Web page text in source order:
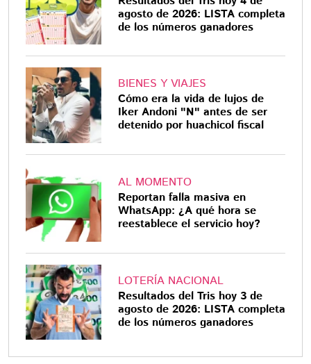
agosto de 2026: LISTA completa
de los números ganadores
BIENES Y VIAJES
Cómo era la vida de lujos de
Iker Andoni "N" antes de ser
detenido por huachicol fiscal
AL MOMENTO
Reportan falla masiva en
WhatsApp: ¿A qué hora se
reestablece el servicio hoy?
LOTERÍA NACIONAL
Resultados del Tris hoy 3 de
agosto de 2026: LISTA completa
de los números ganadores